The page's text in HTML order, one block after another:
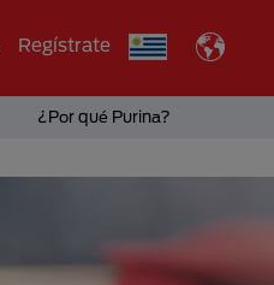
Regístrate
¿Por qué Purina?